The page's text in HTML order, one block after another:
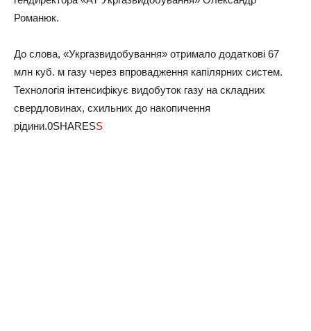
Романюк.
До слова, «Укргазвидобування» отримало додаткові 67
млн куб. м газу через впровадження капілярних систем.
Технологія інтенсифікує видобуток газу на складних
свердловинах, схильних до накопичення
рідини.0SHARESS